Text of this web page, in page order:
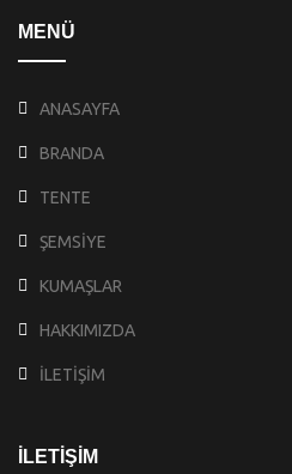
MENÜ
ANASAYFA
BRANDA
TENTE
ŞEMSİYE
KUMAŞLAR
HAKKIMIZDA
İLETİŞİM
İLETİŞİM